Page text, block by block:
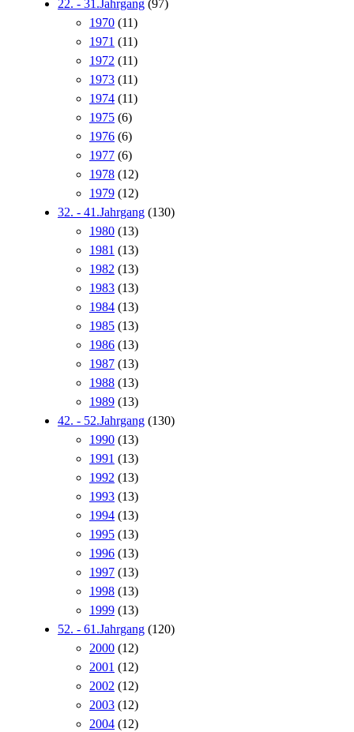
22. - 31.Jahrgang (97)
1970 (11)
1971 (11)
1972 (11)
1973 (11)
1974 (11)
1975 (6)
1976 (6)
1977 (6)
1978 (12)
1979 (12)
32. - 41.Jahrgang (130)
1980 (13)
1981 (13)
1982 (13)
1983 (13)
1984 (13)
1985 (13)
1986 (13)
1987 (13)
1988 (13)
1989 (13)
42. - 52.Jahrgang (130)
1990 (13)
1991 (13)
1992 (13)
1993 (13)
1994 (13)
1995 (13)
1996 (13)
1997 (13)
1998 (13)
1999 (13)
52. - 61.Jahrgang (120)
2000 (12)
2001 (12)
2002 (12)
2003 (12)
2004 (12)